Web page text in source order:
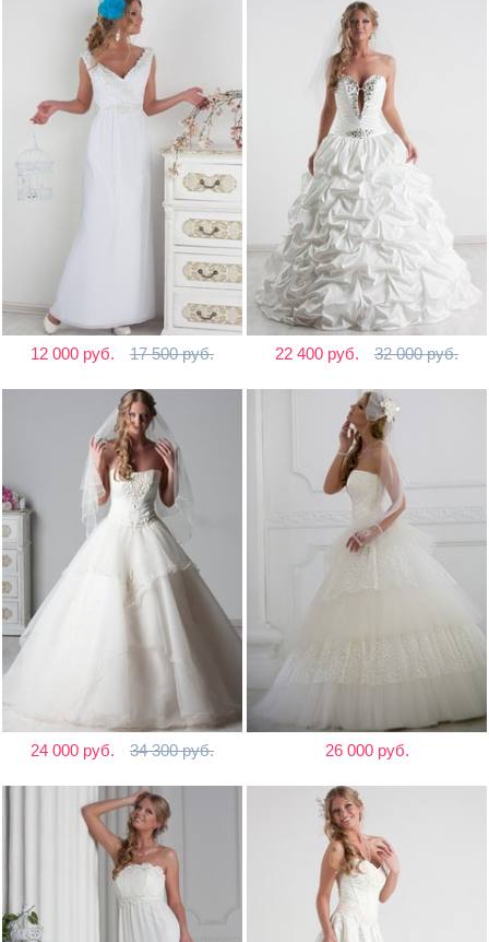
12 000 руб. 17 500 руб. 22 400 руб. 32 000 руб.
24 000 руб. 34 300 руб. 26 000 руб.